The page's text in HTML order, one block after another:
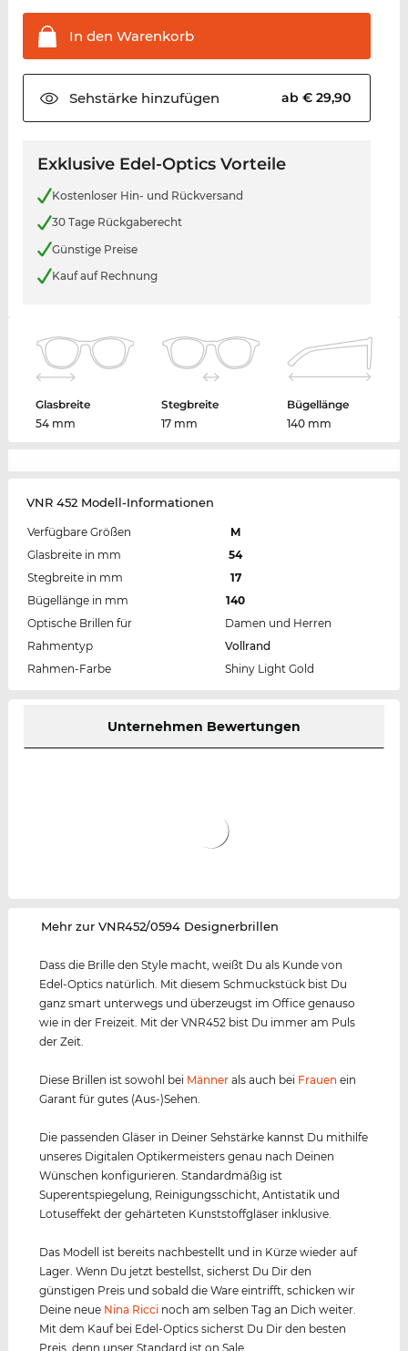
In den Warenkorb
Sehstärkehinzufügen ab € 29,90
Exklusive Edel-Optics Vorteile
Kostenloser Hin- und Rückversand
30 Tage Rückgaberecht
Günstige Preise
Kauf auf Rechnung
Glasbreite
54 mm
Stegbreite
17 mm
Bügellänge
140 mm
VNR 452 Modell-Informationen
Verfügbare Größen
M
Glasbreite in mm
54
Stegbreite in mm
17
Bügellänge in mm
140
Optische Brillen für
Damen und Herren
Rahmentyp
Vollrand
Rahmen-Farbe
Shiny Light Gold
Unternehmen Bewertungen
‌Mehr zur VNR452/0594 Designerbrillen
Dass die Brille den Style macht, weißt Du als Kunde von
Edel-Optics natürlich. Mit diesem Schmuckstück bist Du
ganz smart unterwegs und überzeugst im Office genauso
wie in der Freizeit. Mit der VNR452 bist Du immer am Puls
der Zeit.
Diese Brillen ist sowohl bei Männer als auch bei Frauen ein
Garant für gutes (Aus-)Sehen.
Die passenden Gläser in Deiner Sehstärke kannst Du mithilfe
unseres Digitalen Optikermeisters genau nach Deinen
Wünschen konfigurieren. Standardmäßig ist
Superentspiegelung, Reinigungsschicht, Antistatik und
Lotuseffekt der gehärteten Kunststoffgläser inklusive.
Das Modell ist bereits nachbestellt und in Kürze wieder auf
Lager. Wenn Du jetzt bestellst, sicherst Du Dir den
günstigen Preis und sobald die Ware eintrifft, schicken wir
Deine neue Nina Ricci noch am selben Tag an Dich weiter.
Mit dem Kauf bei Edel-Optics sicherst Du Dir den besten
Preis, denn unser Standard ist on Sale.